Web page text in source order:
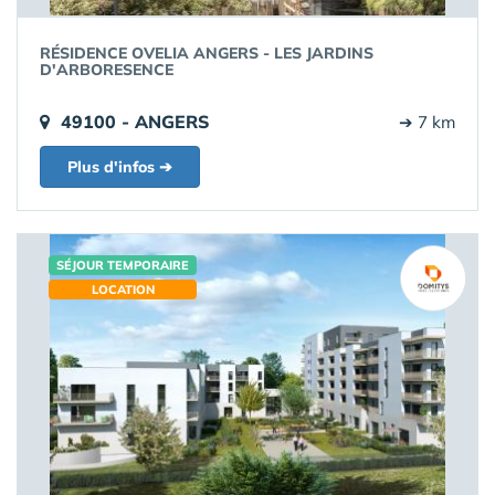
RÉSIDENCE OVELIA ANGERS - LES JARDINS
D'ARBORESENCE
49100 - ANGERS ➔ 7 km
Plus d'infos ➔
SÉJOUR TEMPORAIRE
LOCATION